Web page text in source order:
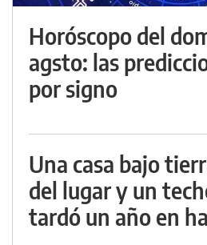
Horóscopo del
agsto: las
por signo
Una casa bajo
del lugar y un
tardó un año en